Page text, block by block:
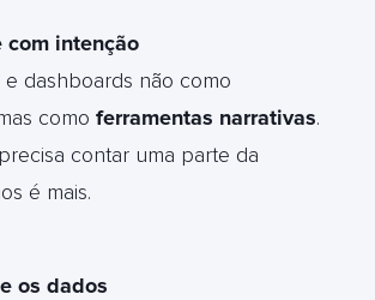
com intenção
e dashboards não como
como ferramentas narrativas.
contar uma parte da
é mais.
os dados